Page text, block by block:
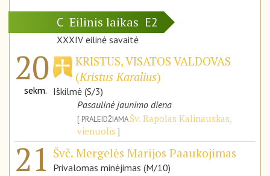
C Eilinis laikas E2
XXXIV eilinė savaitė
20
sekm.
KRISTUS, VISATOS VALDOVAS
(Kristus Karalius)
Iškilmė (S/3)
Pasaulinė jaunimo diena
PRALEIDŽIAMAŠv. Rapolas Kalinauskas,
vienuolis
21 Švč. Mergelės Marijos Paaukojimas
Privalomas minėjimas (M/10)